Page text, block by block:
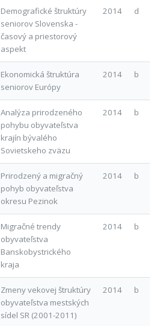
Demografické štruktúry
seniorov Slovenska -
časový a priestorový
aspekt
2014 d
Ekonomická štruktúra
seniorov Európy
2014 b
Analýza prirodzeného
pohybu obyvateľstva
krajín bývalého
Sovietskeho zväzu
2014 b
Prirodzený a migračný
pohyb obyvateľstva
okresu Pezinok
2014 b
Migračné trendy
obyvateľstva
Banskobystrického
kraja
2014 b
Zmeny vekovej štruktúry
obyvateľstva mestských
sídel SR (2001-2011)
2014 b